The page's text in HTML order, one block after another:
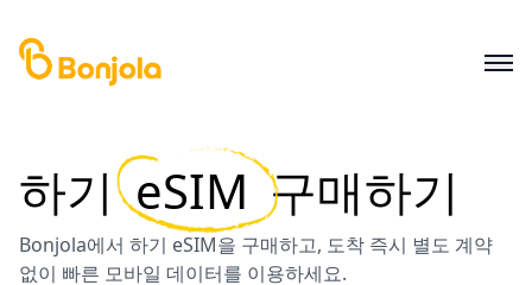
하기 eSIM 구매하기
Bonjola에서 하기 eSIM을 구매하고, 도착 즉시 별도 계약
없이 빠른 모바일 데이터를 이용하세요.